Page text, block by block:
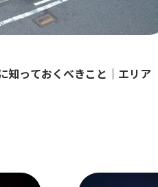
知っておくべきこと｜エリア